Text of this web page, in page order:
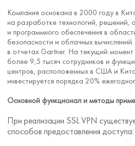
Компания основана в 2000 году в
на разработке технологий, решений,
и программного обеспечения в
безопасности и облачных вычислений.
в отчетах Gartner. На текущий
более 9,5 тысяч сотрудников и
центров, расположенных в США и
инвестируется порядка 20%
Основной функционал и методы
При реализации SSL VPN
способов предоставления доступа: